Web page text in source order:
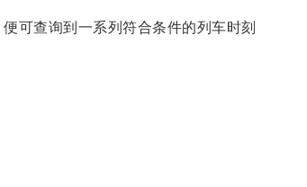
可查询到一系列符合条件的列车时刻